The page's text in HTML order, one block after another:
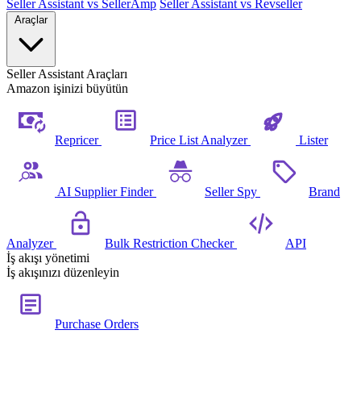
Seller Assistant vs SellerAmp Seller Assistant vs Revseller
Araçlar
Seller Assistant Araçları
Amazon işinizi büyütün
Repricer Price List Analyzer Lister
AI Supplier Finder Seller Spy Brand
Analyzer Bulk Restriction Checker
API
İş akışı yönetimi
İş akışınızı düzenleyin
Purchase Orders